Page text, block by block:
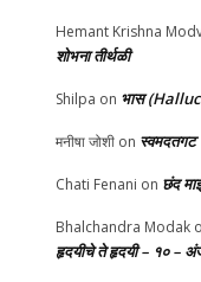
Hemant Krishna
शोभना तीर्थळी
Shilpa on भास
मनीषा जोशी on स्वमदतगट
Chati Fenani on छंद
Bhalchandra Modak
हृदयीचे ते हृदयी – १० –